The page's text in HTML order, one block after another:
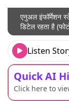
एनुअल इंफॉर्मेशन
डिटेल रहता है
Listen
Quick AI
Click here to